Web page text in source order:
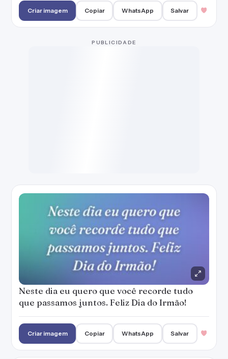
Criar imagem Copiar WhatsApp Salvar
PUBLICIDADE
Neste dia eu quero que você recorde tudo
que passamos juntos. Feliz Dia do Irmão!
Criar imagem Copiar WhatsApp Salvar